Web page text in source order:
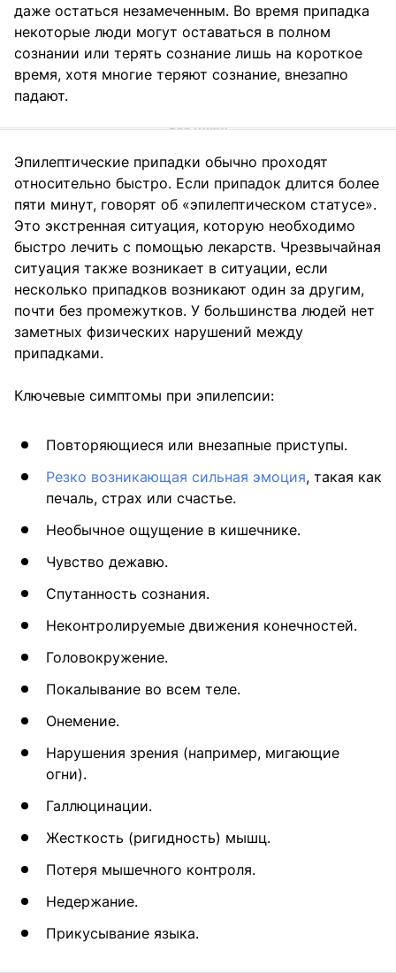
даже остаться незамеченным. Во время припадка
некоторые люди могут оставаться в полном
сознании или терять сознание лишь на короткое
время, хотя многие теряют сознание, внезапно
падают.
Эпилептические припадки обычно проходят
относительно быстро. Если припадок длится более
пяти минут, говорят об «эпилептическом статусе».
Это экстренная ситуация, которую необходимо
быстро лечить с помощью лекарств. Чрезвычайная
ситуация также возникает в ситуации, если
несколько припадков возникают один за другим,
почти без промежутков. У большинства людей нет
заметных физических нарушений между
припадками.
Ключевые симптомы при эпилепсии:
Повторяющиеся или внезапные приступы.
Резко возникающая сильная эмоция, такая как
печаль, страх или счастье.
Необычное ощущение в кишечнике.
Чувство дежавю.
Спутанность сознания.
Неконтролируемые движения конечностей.
Головокружение.
Покалывание во всем теле.
Онемение.
Нарушения зрения (например, мигающие
огни).
Галлюцинации.
Жесткость (ригидность) мышц.
Потеря мышечного контроля.
Недержание.
Прикусывание языка.